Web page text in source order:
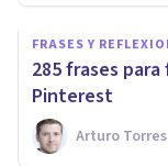
FRASES Y
285 frases
Pinterest
Arturo Torres
Las 70
Musk
Xavier Molina